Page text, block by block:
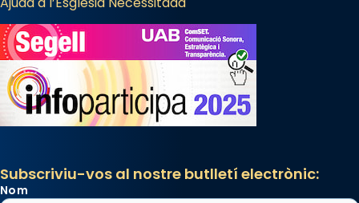
Subscriviu-vos al nostre butlletí electrònic:
Nom